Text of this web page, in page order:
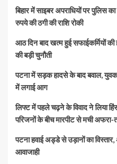
बिहार में साइबर अपराधियों पर पुलिस
रुपये की ठगी की राशि रोकी
आठ दिन बाद खत्म हुई सफाईकर्मियों
की बड़ी चुनौती
पटना में सड़क हादसे के बाद बवाल,
में लगाई आग
लिफ्ट में पहले चढ़ने के विवाद ने लिया
परिजनों के बीच मारपीट से मची अफरा-
पटना हवाई अड्डे से उड़ानों का विस्तार,
आवाजाही